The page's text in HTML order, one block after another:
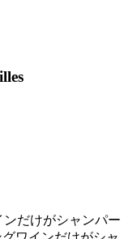
だけがシャンパー